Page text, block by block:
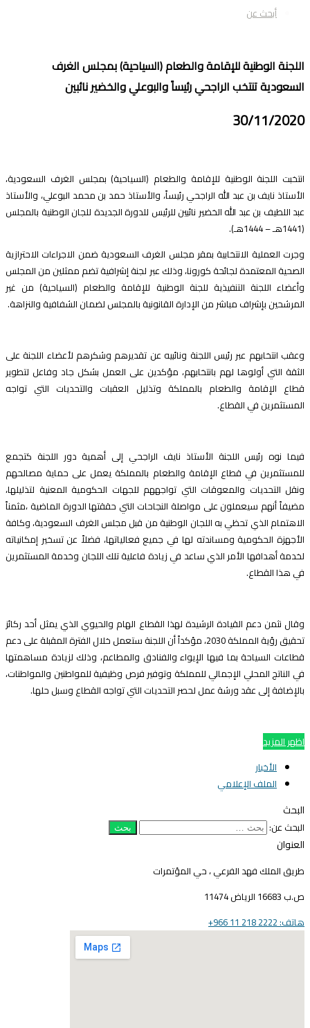
أبحث عن
الوطنية للإقامة والطعام (السياحية) بمجلس الغرف
تنتخب الراجحي رئيساً والبوعلي والخضير نائبين
30/11/
اللجنة الوطنية للإقامة والطعام (السياحية) بمجلس الغرف السعودية،
نايف بن عبد الله الراجحي رئيساً، والأستاذ حمد بن محمد البوعلي، والأستاذ
اللطيف بن عبد الله الخضير نائبين للرئيس للدورة الجديدة للجان الوطنية بالمجلس
العملية الانتخابية بمقر مجلس الغرف السعودية ضمن الاجراءات الاحترازية
المعتمدة لجائحة كورونا، وذلك عبر لجنة إشرافية تضم ممثلين من المجلس
اللجنة التنفيذية للجنة الوطنية للإقامة والطعام (السياحية) من غير
بإشراف مباشر من الإدارة القانونية بالمجلس لضمان الشفافية والنزاهة.
انتخابهم عبر رئيس اللجنة ونائبيه عن تقديرهم وشكرهم لأعضاء اللجنة على
التي أولوها لهم بانتخابهم، مؤكدين على العمل بشكل جاد وفاعل لتطوير
الإقامة والطعام بالمملكة وتذليل العقبات والتحديات التي تواجه
في القطاع.
نوه رئيس اللجنة الأستاذ نايف الراجحي إلى أهمية دور اللجنة كتجمع
في قطاع الإقامة والطعام بالمملكة يعمل على حماية مصالحهم
التحديات والمعوقات التي تواجههم للجهات الحكومية المعنية لتذليلها،
أنهم سيعملون على مواصلة النجاحات التي حققتها الدورة الماضية ،مثمناً
الذي تحظي به اللجان الوطنية من قبل مجلس الغرف السعودية، وكافة
الحكومية ومساندته لها في جميع فعالياتها، فضلاً عن تسخير إمكانياته
أهدافها الأمر الذي ساعد في زيادة فاعلية تلك اللجان وخدمة المستثمرين
هذا القطاع.
نثمن دعم القيادة الرشيدة لهذا القطاع الهام والحيوي الذي يمثل أحد ركائز
تحقيق رؤية المملكة 2030، مؤكداً أن اللجنة ستعمل خلال الفترة المقبلة على دعم
السياحة بما فيها الإيواء والفنادق والمطاعم، وذلك لزيادة مساهمتها
الناتج المحلي الإجمالي للمملكة وتوفير فرص وظيفية للمواطنين والمواطنات،
إلى عقد ورشة عمل لحصر التحديات التي تواجه القطاع وسبل حلها.
المزيد
الأخبار
الملف الإعلامي
عن:
الملك فهد الفرعي ، حي المؤتمرات
الرياض 11474
2222 218 11 966+